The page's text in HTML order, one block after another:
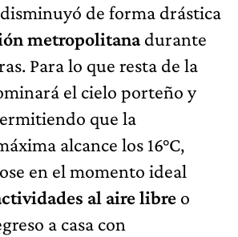
de forma drástica
metropolitanadurante
Para lo que resta de la
el cielo porteño y
que la
alcance los 16°C,
en el momento ideal
al aire libre o
a casa con